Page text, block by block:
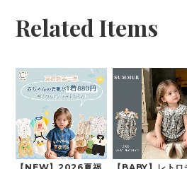
Related Items